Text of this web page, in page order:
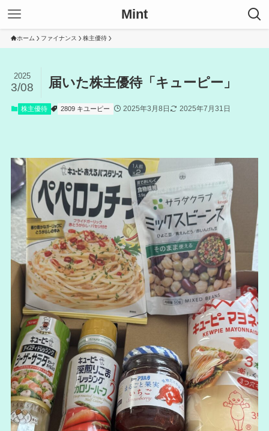
Mint
ホーム ファイナンス 株主優待
届いた株主優待「キューピー」
2025
3/08
株主優待 2809 キユーピー 2025年3月8日 2025年7月31日